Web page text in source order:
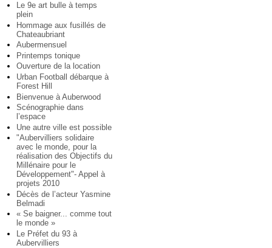
Le 9e art bulle à temps
plein
Hommage aux fusillés de
Chateaubriant
Aubermensuel
Printemps tonique
Ouverture de la location
Urban Football débarque à
Forest Hill
Bienvenue à Auberwood
Scénographie dans
l’espace
Une autre ville est possible
"Aubervilliers solidaire
avec le monde, pour la
réalisation des Objectifs du
Millénaire pour le
Développement"- Appel à
projets 2010
Décès de l’acteur Yasmine
Belmadi
« Se baigner... comme tout
le monde »
Le Préfet du 93 à
Aubervilliers